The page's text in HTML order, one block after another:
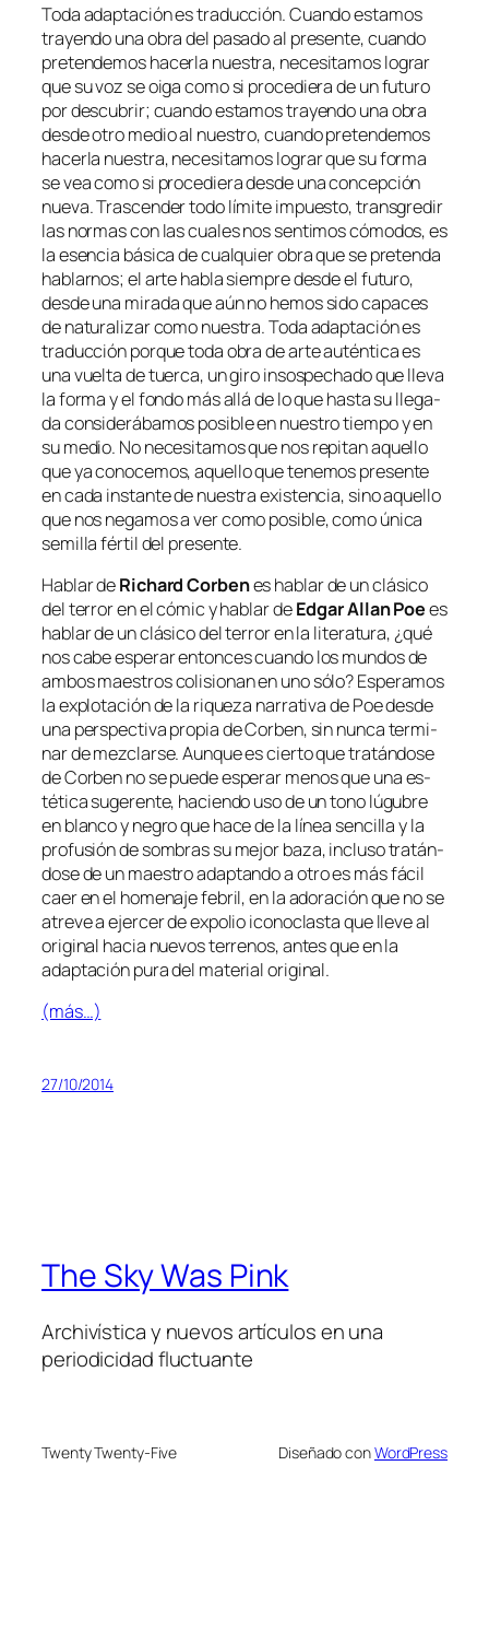
Toda adap­ta­ción es tra­duc­ción. Cuando es­ta­mos
tra­yen­do una obra del pa­sa­do al pre­sen­te, cuan­do
pre­ten­de­mos ha­cer­la nues­tra, ne­ce­si­ta­mos lo­grar
que su voz se oi­ga co­mo si pro­ce­die­ra de un fu­tu­ro
por des­cu­brir; cuan­do es­ta­mos tra­yen­do una obra
des­de otro me­dio al nues­tro, cuan­do pre­ten­de­mos
ha­cer­la nues­tra, ne­ce­si­ta­mos lo­grar que su for­ma
se vea co­mo si pro­ce­die­ra des­de una con­cep­ción
nue­va. Trascender to­do lí­mi­te im­pues­to, trans­gre­dir
las nor­mas con las cua­les nos sen­ti­mos có­mo­dos, es
la esen­cia bá­si­ca de cual­quier obra que se pre­ten­da
ha­blar­nos; el ar­te ha­bla siem­pre des­de el fu­tu­ro,
des­de una mi­ra­da que aún no he­mos si­do ca­pa­ces
de na­tu­ra­li­zar co­mo nues­tra. Toda adap­ta­ción es
tra­duc­ción por­que to­da obra de ar­te au­tén­ti­ca es
una vuel­ta de tuer­ca, un gi­ro in­sos­pe­cha­do que lle­va
la for­ma y el fon­do más allá de lo que has­ta su lle­ga­
da con­si­de­rá­ba­mos po­si­ble en nues­tro tiem­po y en
su me­dio. No ne­ce­si­ta­mos que nos re­pi­tan aque­llo
que ya co­no­ce­mos, aque­llo que te­ne­mos pre­sen­te
en ca­da ins­tan­te de nues­tra exis­ten­cia, sino aque­llo
que nos ne­ga­mos a ver co­mo po­si­ble, co­mo úni­ca
se­mi­lla fér­til del presente.
Hablar deRichard Corbenes ha­blar de un clá­si­co
del te­rror en el có­mic y ha­blar deEdgar Allan Poees
ha­blar de un clá­si­co del te­rror en la li­te­ra­tu­ra, ¿qué
nos ca­be es­pe­rar en­ton­ces cuan­do los mun­dos de
am­bos maes­tros co­li­sio­nan en uno só­lo? Esperamos
la ex­plo­ta­ción de la ri­que­za na­rra­ti­va de Poe des­de
una pers­pec­ti­va pro­pia de Corben, sin nun­ca ter­mi­
nar de mez­clar­se. Aunque es cier­to que tra­tán­do­se
de Corben no se pue­de es­pe­rar me­nos que una es­
té­ti­ca su­ge­ren­te, ha­cien­do uso de un tono lú­gu­bre
en blan­co y ne­gro que ha­ce de la lí­nea sen­ci­lla y la
pro­fu­sión de som­bras su me­jor ba­za, in­clu­so tra­tán­
do­se de un maes­tro adap­tan­do a otro es más fá­cil
caer en el ho­me­na­je fe­bril, en la ado­ra­ción que no se
atre­ve a ejer­cer de ex­po­lio ico­no­clas­ta que lle­ve al
ori­gi­nal ha­cia nue­vos te­rre­nos, an­tes que en la
adap­ta­ción pu­ra del ma­te­rial original.
(más…)
27/10/2014
The Sky Was Pink
Archivística y nuevos artículos en una
periodicidad fluctuante
Twenty Twenty-Five Diseñado conWordPress